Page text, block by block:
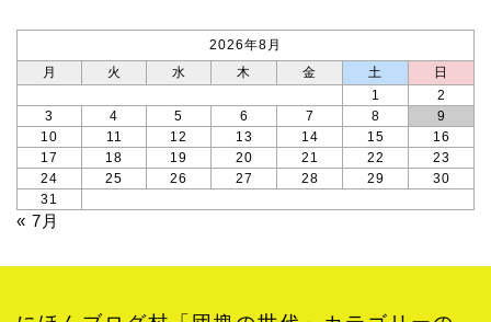
2026年8月
月
火 水 木 金 土
日
1
2
3
4 5 6 7 8
9
10
11 12 13 14 15
16
17
18 19 20 21 22
23
24
25 26 27 28 29
30
31
« 7月